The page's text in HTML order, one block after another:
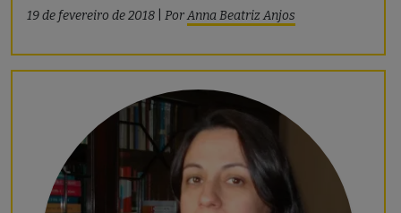
19 de fevereiro de 2018 PorAnna Beatriz Anjos